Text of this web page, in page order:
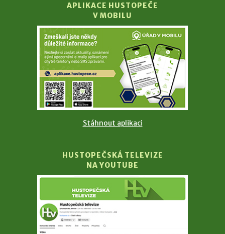
APLIKACE HUSTOPEČE
V MOBILU
Stáhnout aplikaci
HUSTOPEČSKÁ TELEVIZE
NA YOUTUBE